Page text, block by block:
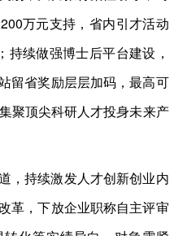
万元支持，省内引才活动
续做强博士后平台建设，
留省奖励层层加码，最高可
聚顶尖科研人才投身未来产
，持续激发人才创新创业内
革，下放企业职称自主评审